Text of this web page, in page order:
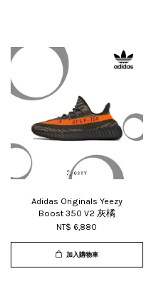
Adidas Originals Yeezy
Boost 350 V2 灰橘
NT$ 6,880
加入購物車